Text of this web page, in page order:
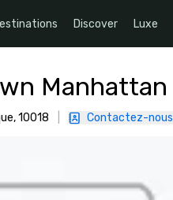
Discover Luxe
Manhattan
10018 Contactez-nous